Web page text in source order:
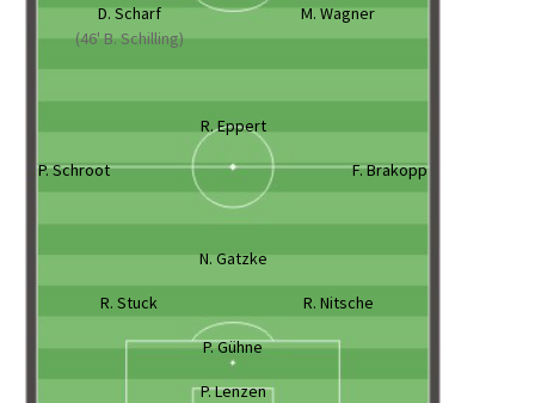
D. Scharf
(46' B. Schilling)
M. Wagner
R. Eppert
P. Schroot F. Brakopp
N. Gatzke
R. Stuck R. Nitsche
P. Gühne
P. Lenzen